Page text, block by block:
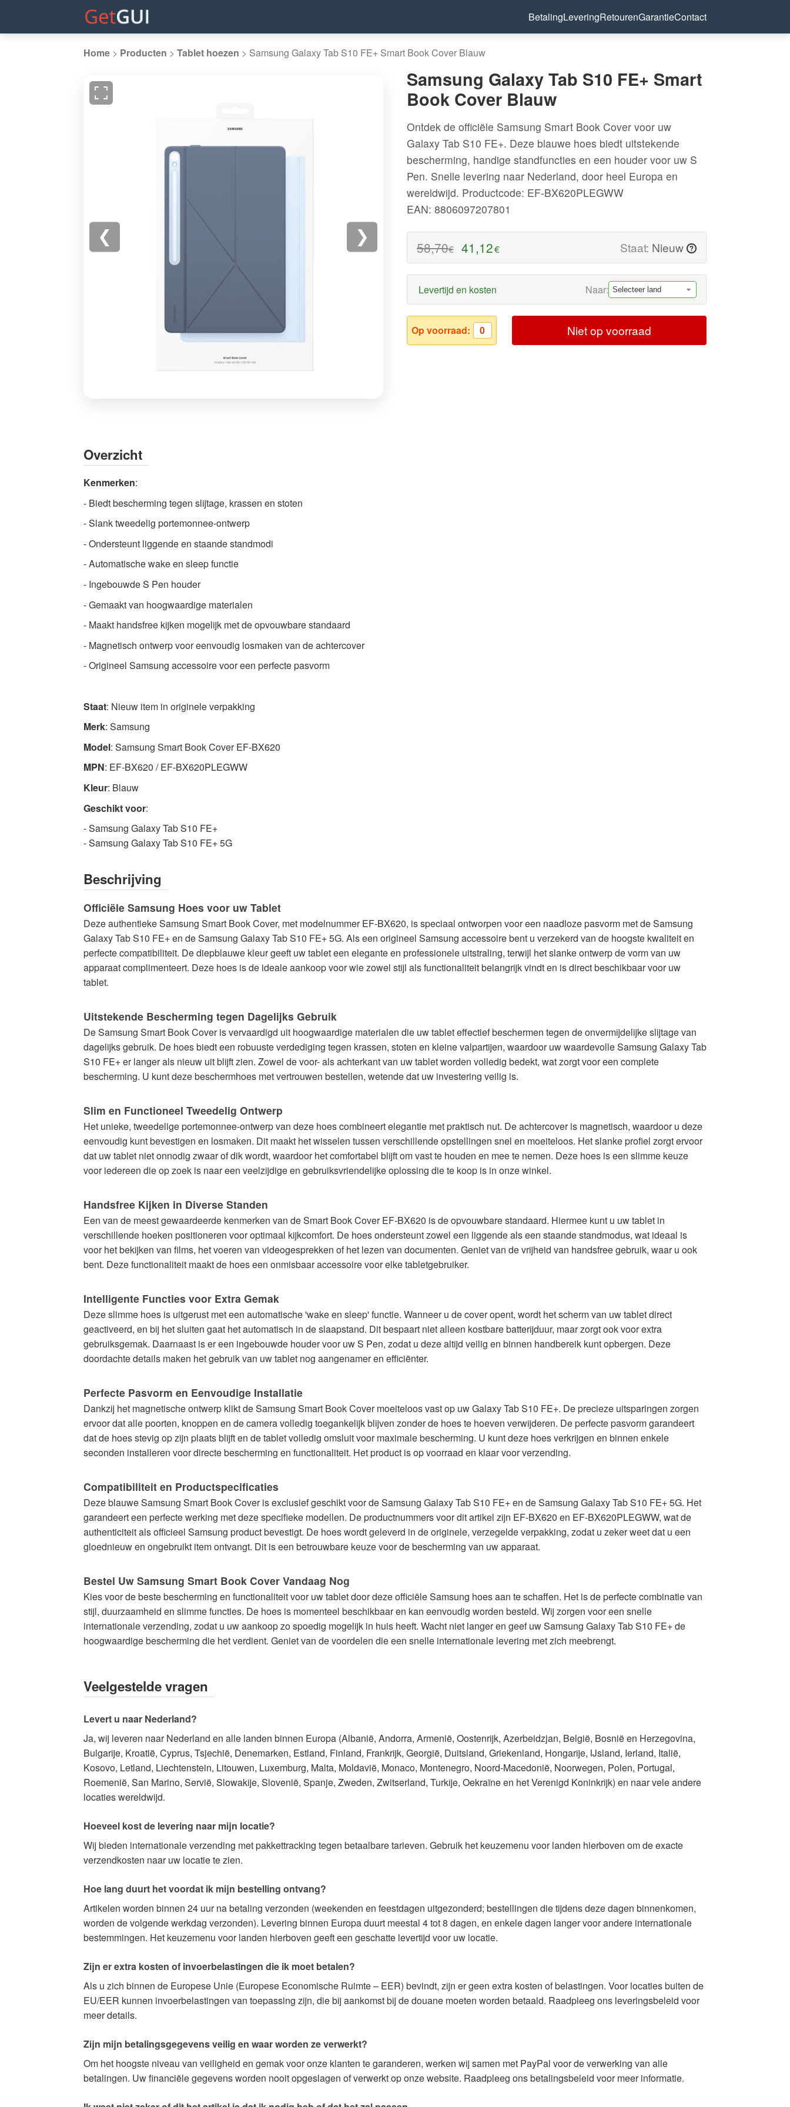
BetalingLeveringRetourenGarantieContact
Home > Producten > Tablet hoezen > Samsung Galaxy Tab S10 FE+ Smart Book Cover Blauw
❮ ❯
S10
FE+
Smart
Cover
Blauw
kwaliteit
Tablet
Nu
beschikbaar
met
snelle
wereldwijde
Samsung Galaxy Tab S10 FE+ Smart
Book Cover Blauw
Ontdek de officiële Samsung Smart Book Cover voor uw
Galaxy Tab S10 FE+. Deze blauwe hoes biedt uitstekende
bescherming, handige standfuncties en een houder voor uw S
Pen. Snelle levering naar Nederland, door heel Europa en
wereldwijd. Productcode: EF-BX620PLEGWW
EAN: 8806097207801
58,70€ 41,12€ Staat: Nieuw ?
Levertijd en kosten Naar:
Op voorraad: 0 Niet op voorraad
Overzicht
Kenmerken:
- Biedt bescherming tegen slijtage, krassen en stoten
- Slank tweedelig portemonnee-ontwerp
- Ondersteunt liggende en staande standmodi
- Automatische wake en sleep functie
- Ingebouwde S Pen houder
- Gemaakt van hoogwaardige materialen
- Maakt handsfree kijken mogelijk met de opvouwbare standaard
- Magnetisch ontwerp voor eenvoudig losmaken van de achtercover
- Origineel Samsung accessoire voor een perfecte pasvorm
Staat: Nieuw item in originele verpakking
Merk: Samsung
Model: Samsung Smart Book Cover EF-BX620
MPN: EF-BX620 / EF-BX620PLEGWW
Kleur: Blauw
Geschikt voor:
- Samsung Galaxy Tab S10 FE+
- Samsung Galaxy Tab S10 FE+ 5G
Beschrijving
Officiële Samsung Hoes voor uw Tablet
Deze authentieke Samsung Smart Book Cover, met modelnummer EF-BX620, is speciaal ontworpen voor een naadloze pasvorm met de Samsung
Galaxy Tab S10 FE+ en de Samsung Galaxy Tab S10 FE+ 5G. Als een origineel Samsung accessoire bent u verzekerd van de hoogste kwaliteit en
perfecte compatibiliteit. De diepblauwe kleur geeft uw tablet een elegante en professionele uitstraling, terwijl het slanke ontwerp de vorm van uw
apparaat complimenteert. Deze hoes is de ideale aankoop voor wie zowel stijl als functionaliteit belangrijk vindt en is direct beschikbaar voor uw
tablet.
Uitstekende Bescherming tegen Dagelijks Gebruik
De Samsung Smart Book Cover is vervaardigd uit hoogwaardige materialen die uw tablet effectief beschermen tegen de onvermijdelijke slijtage van
dagelijks gebruik. De hoes biedt een robuuste verdediging tegen krassen, stoten en kleine valpartijen, waardoor uw waardevolle Samsung Galaxy Tab
S10 FE+ er langer als nieuw uit blijft zien. Zowel de voor- als achterkant van uw tablet worden volledig bedekt, wat zorgt voor een complete
bescherming. U kunt deze beschermhoes met vertrouwen bestellen, wetende dat uw investering veilig is.
Slim en Functioneel Tweedelig Ontwerp
Het unieke, tweedelige portemonnee-ontwerp van deze hoes combineert elegantie met praktisch nut. De achtercover is magnetisch, waardoor u deze
eenvoudig kunt bevestigen en losmaken. Dit maakt het wisselen tussen verschillende opstellingen snel en moeiteloos. Het slanke profiel zorgt ervoor
dat uw tablet niet onnodig zwaar of dik wordt, waardoor het comfortabel blijft om vast te houden en mee te nemen. Deze hoes is een slimme keuze
voor iedereen die op zoek is naar een veelzijdige en gebruiksvriendelijke oplossing die te koop is in onze winkel.
Handsfree Kijken in Diverse Standen
Een van de meest gewaardeerde kenmerken van de Smart Book Cover EF-BX620 is de opvouwbare standaard. Hiermee kunt u uw tablet in
verschillende hoeken positioneren voor optimaal kijkcomfort. De hoes ondersteunt zowel een liggende als een staande standmodus, wat ideaal is
voor het bekijken van films, het voeren van videogesprekken of het lezen van documenten. Geniet van de vrijheid van handsfree gebruik, waar u ook
bent. Deze functionaliteit maakt de hoes een onmisbaar accessoire voor elke tabletgebruiker.
Intelligente Functies voor Extra Gemak
Deze slimme hoes is uitgerust met een automatische 'wake en sleep' functie. Wanneer u de cover opent, wordt het scherm van uw tablet direct
geactiveerd, en bij het sluiten gaat het automatisch in de slaapstand. Dit bespaart niet alleen kostbare batterijduur, maar zorgt ook voor extra
gebruiksgemak. Daarnaast is er een ingebouwde houder voor uw S Pen, zodat u deze altijd veilig en binnen handbereik kunt opbergen. Deze
doordachte details maken het gebruik van uw tablet nog aangenamer en efficiënter.
Perfecte Pasvorm en Eenvoudige Installatie
Dankzij het magnetische ontwerp klikt de Samsung Smart Book Cover moeiteloos vast op uw Galaxy Tab S10 FE+. De precieze uitsparingen zorgen
ervoor dat alle poorten, knoppen en de camera volledig toegankelijk blijven zonder de hoes te hoeven verwijderen. De perfecte pasvorm garandeert
dat de hoes stevig op zijn plaats blijft en de tablet volledig omsluit voor maximale bescherming. U kunt deze hoes verkrijgen en binnen enkele
seconden installeren voor directe bescherming en functionaliteit. Het product is op voorraad en klaar voor verzending.
Compatibiliteit en Productspecificaties
Deze blauwe Samsung Smart Book Cover is exclusief geschikt voor de Samsung Galaxy Tab S10 FE+ en de Samsung Galaxy Tab S10 FE+ 5G. Het
garandeert een perfecte werking met deze specifieke modellen. De productnummers voor dit artikel zijn EF-BX620 en EF-BX620PLEGWW, wat de
authenticiteit als officieel Samsung product bevestigt. De hoes wordt geleverd in de originele, verzegelde verpakking, zodat u zeker weet dat u een
gloednieuw en ongebruikt item ontvangt. Dit is een betrouwbare keuze voor de bescherming van uw apparaat.
Bestel Uw Samsung Smart Book Cover Vandaag Nog
Kies voor de beste bescherming en functionaliteit voor uw tablet door deze officiële Samsung hoes aan te schaffen. Het is de perfecte combinatie van
stijl, duurzaamheid en slimme functies. De hoes is momenteel beschikbaar en kan eenvoudig worden besteld. Wij zorgen voor een snelle
internationale verzending, zodat u uw aankoop zo spoedig mogelijk in huis heeft. Wacht niet langer en geef uw Samsung Galaxy Tab S10 FE+ de
hoogwaardige bescherming die het verdient. Geniet van de voordelen die een snelle internationale levering met zich meebrengt.
Veelgestelde vragen
Levert u naar Nederland?
Ja, wij leveren naar Nederland en alle landen binnen Europa (Albanië, Andorra, Armenië, Oostenrijk, Azerbeidzjan, België, Bosnië en Herzegovina,
Bulgarije, Kroatië, Cyprus, Tsjechië, Denemarken, Estland, Finland, Frankrijk, Georgië, Duitsland, Griekenland, Hongarije, IJsland, Ierland, Italië,
Kosovo, Letland, Liechtenstein, Litouwen, Luxemburg, Malta, Moldavië, Monaco, Montenegro, Noord-Macedonië, Noorwegen, Polen, Portugal,
Roemenië, San Marino, Servië, Slowakije, Slovenië, Spanje, Zweden, Zwitserland, Turkije, Oekraïne en het Verenigd Koninkrijk) en naar vele andere
locaties wereldwijd.
Hoeveel kost de levering naar mijn locatie?
Wij bieden internationale verzending met pakkettracking tegen betaalbare tarieven. Gebruik het keuzemenu voor landen hierboven om de exacte
verzendkosten naar uw locatie te zien.
Hoe lang duurt het voordat ik mijn bestelling ontvang?
Artikelen worden binnen 24 uur na betaling verzonden (weekenden en feestdagen uitgezonderd; bestellingen die tijdens deze dagen binnenkomen,
worden de volgende werkdag verzonden). Levering binnen Europa duurt meestal 4 tot 8 dagen, en enkele dagen langer voor andere internationale
bestemmingen. Het keuzemenu voor landen hierboven geeft een geschatte levertijd voor uw locatie.
Zijn er extra kosten of invoerbelastingen die ik moet betalen?
Als u zich binnen de Europese Unie (Europese Economische Ruimte – EER) bevindt, zijn er geen extra kosten of belastingen. Voor locaties buiten de
EU/EER kunnen invoerbelastingen van toepassing zijn, die bij aankomst bij de douane moeten worden betaald. Raadpleeg ons leveringsbeleid voor
meer details.
Zijn mijn betalingsgegevens veilig en waar worden ze verwerkt?
Om het hoogste niveau van veiligheid en gemak voor onze klanten te garanderen, werken wij samen met PayPal voor de verwerking van alle
betalingen. Uw financiële gegevens worden nooit opgeslagen of verwerkt op onze website. Raadpleeg ons betalingsbeleid voor meer informatie.